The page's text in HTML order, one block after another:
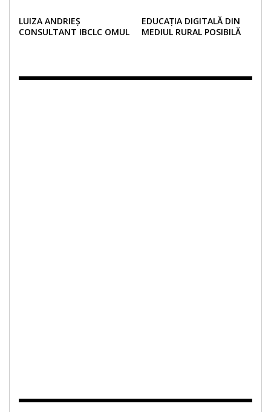
VERDE!
LUIZA ANDRIEȘ
CONSULTANT IBCLC OMUL
EDUCAȚIA DIGITALĂ DIN
MEDIUL RURAL POSIBILĂ